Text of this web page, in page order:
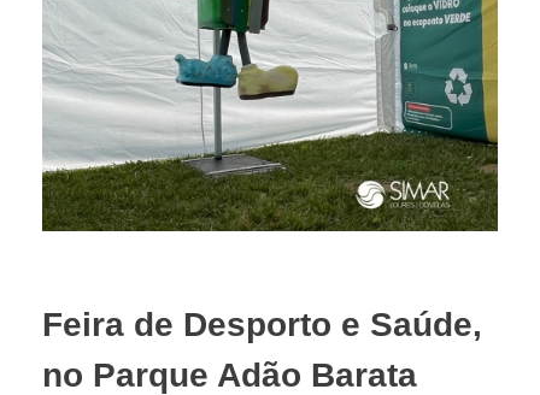
Feira de Desporto e Saúde,
no Parque Adão Barata